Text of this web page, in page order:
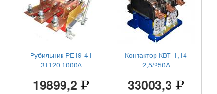
Рубильник РЕ19-41
31120 1000А
19899,2
Контактор КВТ-1,14
2,5/250А
33003,3